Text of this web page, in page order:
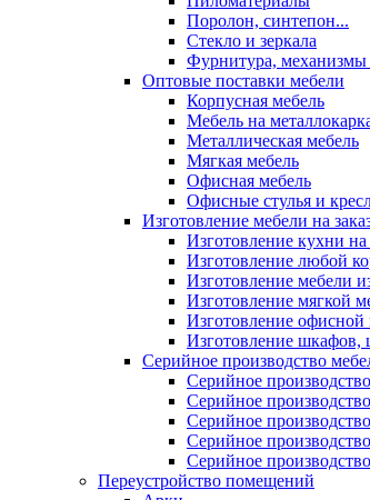
Поролон, синтепон...
Стекло и зеркала
Фурнитура, механизмы
Оптовые поставки мебели
Корпусная мебель
Мебель на
Металлическая мебель
Мягкая мебель
Офисная мебель
Офисные стулья и
Изготовление мебели на
Изготовление кухни на
Изготовление любой
Изготовление мебели
Изготовление мягкой
Изготовление офисной
Изготовление шкафов,
Серийное производство
Серийное
Серийное
Серийное
Серийное
Серийное
Переустройство помещений